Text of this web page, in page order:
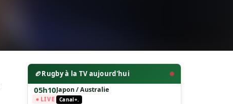
🏉Rugby à la TV aujourd'hui
05h10
● LIVE
Japon / Australie
Canal+.